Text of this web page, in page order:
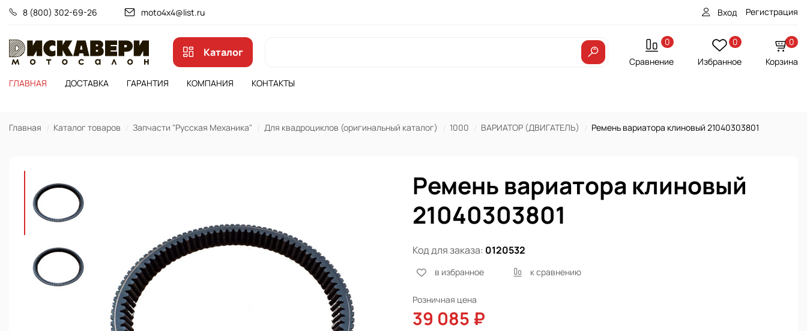
8 (800) 302-69-26 moto4x4@list.ru Вход Регистрация
Каталог
0
Сравнение
0
Избранное
0
Корзина
ГЛАВНАЯ
ДОСТАВКА ГАРАНТИЯ КОМПАНИЯ КОНТАКТЫ
Главная Каталог товаров Запчасти "Русская Механика" Для квадроциклов (оригинальный каталог) 1000 ВАРИАТОР (ДВИГАТЕЛЬ) Ремень вариатора клиновый 21040303801
Ремень вариатора клиновый
21040303801
Код для заказа: 0120532
в избранное к сравнению
Розничная цена
39 085 ₽